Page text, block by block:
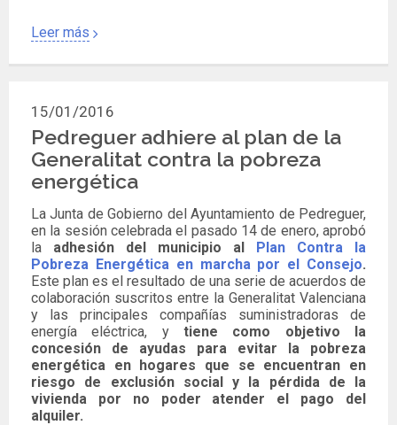
Leer más
15/01/2016
Pedreguer adhiere al plan de la
Generalitat contra la pobreza
energética
La Junta de Gobierno del Ayuntamiento de Pedreguer,
en la sesión celebrada el pasado 14 de enero, aprobó
la adhesión del municipio al Plan Contra la
Pobreza Energética en marcha por el Consejo.
Este plan es el resultado de una serie de acuerdos de
colaboración suscritos entre la Generalitat Valenciana
y las principales compañías suministradoras de
energía eléctrica, y
tiene como objetivo la
concesión de ayudas para evitar la pobreza
energética en hogares que se encuentran en
riesgo de exclusión social y la pérdida de la
vivienda por no poder atender el pago del
alquiler.